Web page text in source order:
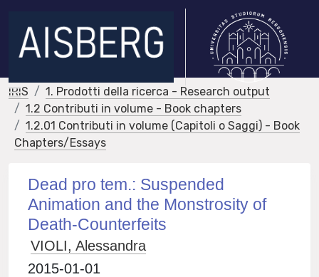
IRIS
1. Prodotti della ricerca - Research output
1.2 Contributi in volume - Book chapters
1.2.01 Contributi in volume (Capitoli o Saggi) - Book
Chapters/Essays
Dead pro tem.: Suspended
Animation and the Monstrosity of
Death-Counterfeits
VIOLI, Alessandra
2015-01-01